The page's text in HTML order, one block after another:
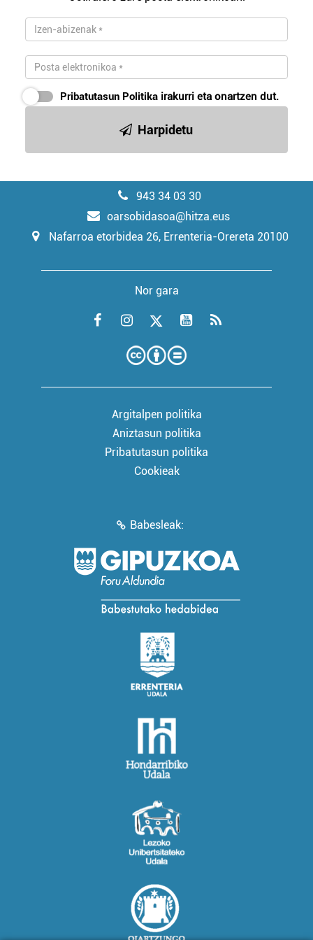
Pribatutasun Politika irakurri eta onartzen dut.
Harpidetu
943 34 03 30
oarsobidasoa@hitza.eus
Nafarroa etorbidea 26, Errenteria-Orereta 20100
Nor gara
Argitalpen politika
Aniztasun politika
Pribatutasun politika
Cookieak
Babesleak: